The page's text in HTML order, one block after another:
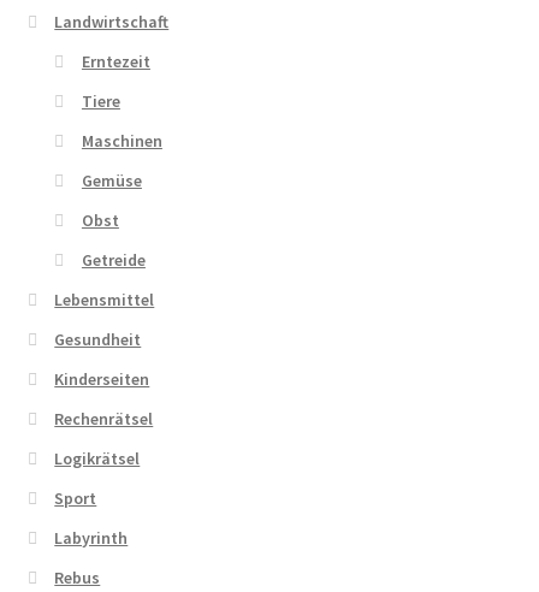
Landwirtschaft
Erntezeit
Tiere
Maschinen
Gemüse
Obst
Getreide
Lebensmittel
Gesundheit
Kinderseiten
Rechenrätsel
Logikrätsel
Sport
Labyrinth
Rebus